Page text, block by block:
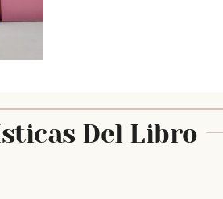
Del Libro